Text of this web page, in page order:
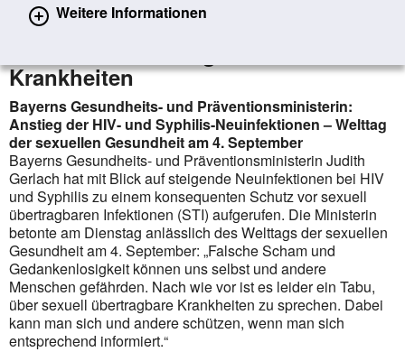
Weitere Informationen
Gerlach rät zu konsequentem Schutz
Krankheiten
Bayerns Gesundheits- und Präventionsministerin:
Anstieg der HIV- und Syphilis-Neuinfektionen – Welttag
der sexuellen Gesundheit am 4. September
Bayerns Gesundheits- und Präventionsministerin Judith
Gerlach hat mit Blick auf steigende Neuinfektionen bei HIV
und Syphilis zu einem konsequenten Schutz vor sexuell
übertragbaren Infektionen (STI) aufgerufen. Die Ministerin
betonte am Dienstag anlässlich des Welttags der sexuellen
Gesundheit am 4. September: „Falsche Scham und
Gedankenlosigkeit können uns selbst und andere
Menschen gefährden. Nach wie vor ist es leider ein Tabu,
über sexuell übertragbare Krankheiten zu sprechen. Dabei
kann man sich und andere schützen, wenn man sich
entsprechend informiert.“